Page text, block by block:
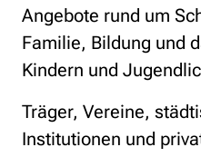
Angebote rund um
Familie, Bildung und
Kindern und
Träger, Vereine,
Institutionen und